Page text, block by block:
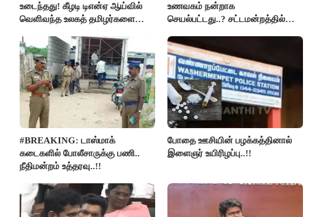
உடைந்தது! கீழடி டிஎன்ஏ ஆய்வில்
வெளிவந்த உலகத் தமிழர்களை
உணவகம் நன்றாக
செயல்பட்டது..? சட்டமன்றத்தில்
#BREAKING: டாஸ்மாக்
கடைகளில் போலீசாருக்கு பணி..
நீதிமன்றம் உத்தரவு..!!
போதை ஊசியின் பழக்கத்தினால்
இளைஞர் உயிரிழப்பு..!!